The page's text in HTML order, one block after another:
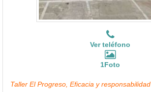
Ver teléfono
1Foto
Taller El Progreso, Eficacia y responsabilidad